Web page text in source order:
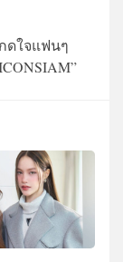
ดใจแฟนๆ
”